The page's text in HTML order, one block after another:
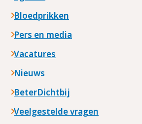
Bloedprikken
Pers en media
Vacatures
Nieuws
BeterDichtbij
Veelgestelde vragen